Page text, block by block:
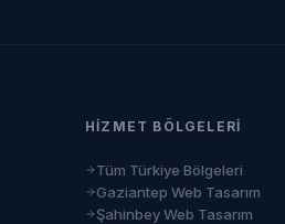
HIZMET BÖLGELERI
Tüm Türkiye Bölgeleri
Gaziantep Web Tasarım
Şahinbey Web Tasarım